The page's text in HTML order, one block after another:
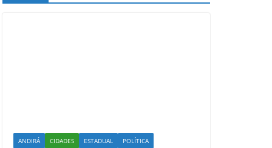
ANDIRÁ CIDADES ESTADUAL POLÍTICA